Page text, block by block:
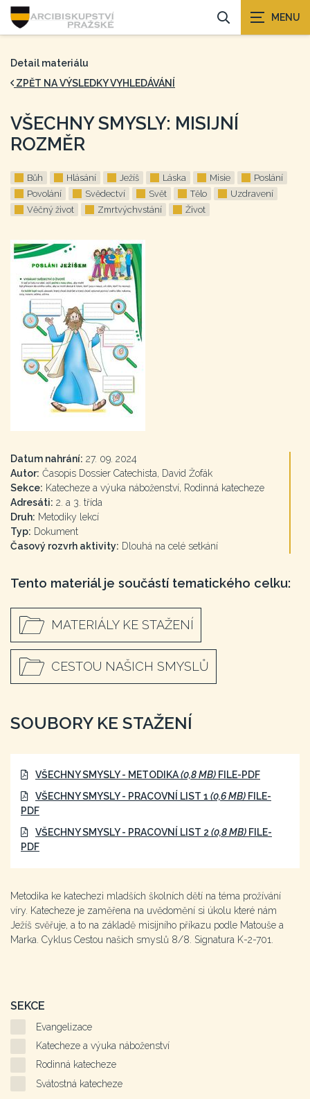
Detail materiálu
ZPĚT NA VÝSLEDKY VYHLEDÁVÁNÍ
VŠECHNY SMYSLY: MISIJNÍ
ROZMĚR
Bůh Hlásání Ježíš Láska Misie
Poslání
Povolání
Svědectví Svět Tělo
Uzdravení
Věčný život
Zmrtvýchvstání Život
Datum nahrání: 27. 09. 2024
Autor: Časopis Dossier Catechista, David Žofák
Sekce: Katecheze a výuka náboženství, Rodinná katecheze
Adresáti: 2. a 3. třída
Druh: Metodiky lekcí
Typ: Dokument
Časový rozvrh aktivity: Dlouhá na celé setkání
Tento materiál je součástí tematického celku:
MATERIÁLY KE STAŽENÍ
CESTOU NAŠICH SMYSLŮ
SOUBORY KE STAŽENÍ
VŠECHNY SMYSLY - METODIKA(0,8 MB) FILE-PDF
VŠECHNY SMYSLY - PRACOVNÍ LIST 1 (0,6 MB) FILE-
PDF
VŠECHNY SMYSLY - PRACOVNÍ LIST 2 (0,8 MB) FILE-
PDF
Metodika ke katechezi mladších školních dětí na téma prožívání
víry. Katecheze je zaměřena na uvědomění si úkolu které nám
Ježíš svěřuje, a to na základě misijního příkazu podle Matouše a
Marka. Cyklus Cestou našich smyslů 8/8. Signatura K-2-701.
SEKCE
Evangelizace
Katecheze a výuka náboženství
Rodinná katecheze
Svátostná katecheze